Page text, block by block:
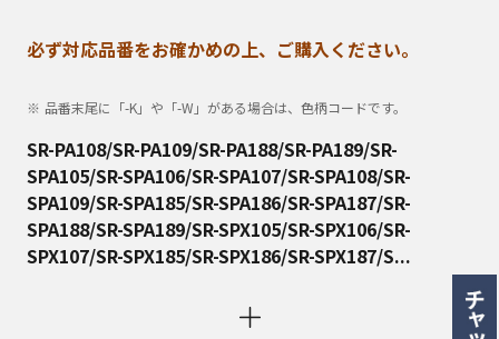
必ず対応品番をお確かめの上、ご購入ください。
品番末尾に「-K」や「-W」がある場合は、色柄コードです。
SR-PA108/SR-PA109/SR-PA188/SR-PA189/SR-
SPA105/SR-SPA106/SR-SPA107/SR-SPA108/SR-
SPA109/SR-SPA185/SR-SPA186/SR-SPA187/SR-
SPA188/SR-SPA189/SR-SPX105/SR-SPX106/SR-
SPX107/SR-SPX185/SR-SPX186/SR-SPX187/S...